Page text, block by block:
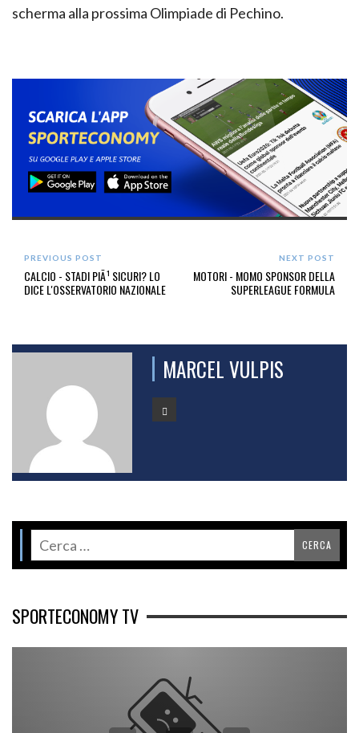
scherma alla prossima Olimpiade di Pechino.
PREVIOUS POST
CALCIO - STADI PIÃ¹ SICURI? LO
DICE L'OSSERVATORIO NAZIONALE
NEXT POST
MOTORI - MOMO SPONSOR DELLA
SUPERLEAGUE FORMULA
MARCEL VULPIS
SPORTECONOMY TV